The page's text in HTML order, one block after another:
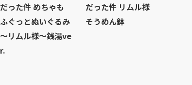
だった件 めちゃも
ふぐっとぬいぐるみ
～リムル様～銭湯ve
r.
だった件 リムル様
そうめん鉢